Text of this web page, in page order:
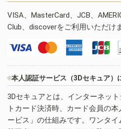
VISA、MasterCard、JCB、
Club、discoverをご利用いただけ
本人認証サービス（3Dセキュア）
3Dセキュアとは、インターネッ
トカード決済時、カード会員の
ービス」の仕組みです。ワンタイ